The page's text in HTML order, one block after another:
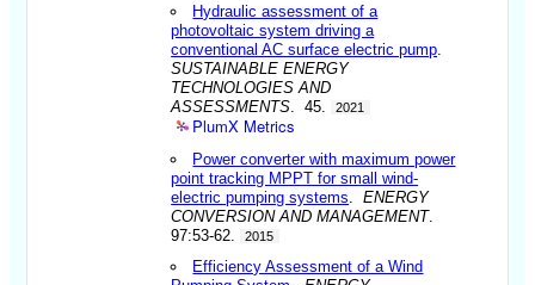
Hydraulic assessment of a
photovoltaic system driving a
conventional AC surface electric pump
SUSTAINABLE ENERGY
TECHNOLOGIES AND
ASSESSMENTS . 45. 2021
PlumX Metrics
Power converter with maximum power
point tracking MPPT for small wind-
electric pumping systems .ENERGY
CONVERSION AND MANAGEMENT.
97:53-62.
2015
Efficiency Assessment of a Wind